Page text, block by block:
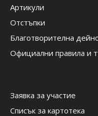
Артикули
Отстъпки
Благотворителна
Официални правила и
Заявка за участие
Списък за картотека